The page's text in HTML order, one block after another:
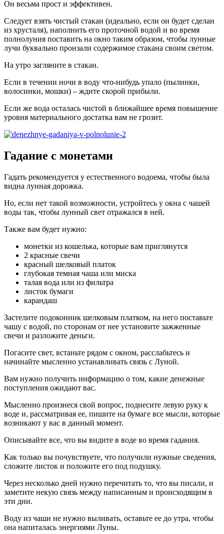
Он весьма прост и эффективен.
Следует взять чистый стакан (идеально, если он будет сделан
из хрусталя), наполнить его проточной водой и во время
полнолуния поставить на окно таким образом, чтобы лунные
лучи буквально пронзали содержимое стакана своим светом.
На утро загляните в стакан.
Если в течении ночи в воду что-нибудь упало (пылинки,
волосинки, мошки) – ждите скорой прибыли.
Если же вода осталась чистой в ближайшее время повышение
уровня материального достатка вам не грозит.
Гадание с монетами
Гадать рекомендуется у естественного водоема, чтобы была
видна лунная дорожка.
Но, если нет такой возможности, устройтесь у окна с чашей
воды так, чтобы лунный свет отражался в ней.
Также вам будет нужно:
монетки из кошелька, которые вам приглянутся
2 красные свечи
красный шелковый платок
глубокая темная чаша или миска
талая вода или из фильтра
листок бумаги
карандаш
Застелите подоконник шелковым платком, на него поставьте
чашу с водой, по сторонам от нее установите зажженные
свечи и разложите деньги.
Погасите свет, встаньте рядом с окном, расслабьтесь и
начинайте мысленно устанавливать связь с Луной.
Вам нужно получить информацию о том, какие денежные
поступления ожидают вас.
Мысленно произнеся свой вопрос, поднесите левую руку к
воде и, рассматривая ее, пишите на бумаге все мысли, которые
возникают у вас в данный момент.
Описывайте все, что вы видите в воде во время гадания.
Как только вы почувствуете, что получили нужные сведения,
сложите листок и положите его под подушку.
Через несколько дней нужно перечитать то, что вы писали, и
заметите некую связь между написанным и происходящим в
эти дни.
Воду из чаши не нужно выливать, оставьте ее до утра, чтобы
она напиталась энергиями Луны.